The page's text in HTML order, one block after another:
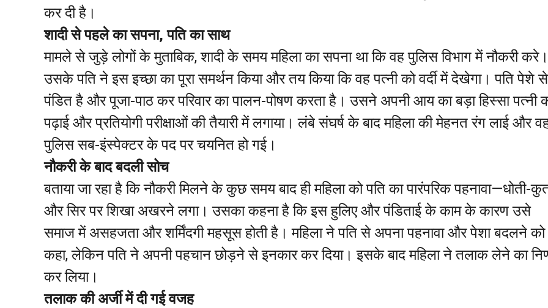
कर दी है।
शादी से पहले का सपना, पति का साथ
मामले से जुड़े लोगों के मुताबिक, शादी के समय महिला का सपना था कि वह पुलिस विभाग में नौकरी करे।
उसके पति ने इस इच्छा का पूरा समर्थन किया और तय किया कि वह पत्नी को वर्दी में देखेगा। पति पेशे से
पंडित है और पूजा-पाठ कर परिवार का पालन-पोषण करता है। उसने अपनी आय का बड़ा हिस्सा पत्नी
पढ़ाई और प्रतियोगी परीक्षाओं की तैयारी में लगाया। लंबे संघर्ष के बाद महिला की मेहनत रंग लाई और
पुलिस सब-इंस्पेक्टर के पद पर चयनित हो गई।
नौकरी के बाद बदली सोच
बताया जा रहा है कि नौकरी मिलने के कुछ समय बाद ही महिला को पति का पारंपरिक पहनावा—धोती-
और सिर पर शिखा अखरने लगा। उसका कहना है कि इस हुलिए और पंडिताई के काम के कारण उसे
समाज में असहजता और शर्मिंदगी महसूस होती है। महिला ने पति से अपना पहनावा और पेशा बदलने को
कहा, लेकिन पति ने अपनी पहचान छोड़ने से इनकार कर दिया। इसके बाद महिला ने तलाक लेने का
कर लिया।
तलाक की अर्जी में दी गई वजह